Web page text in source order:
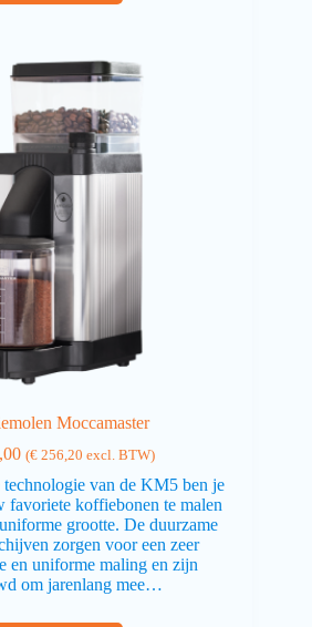
Moccamaster
(€256,20 excl. BTW)
technologie van de KM5 ben je
favoriete koffiebonen te malen
grootte. De duurzame
zorgen voor een zeer
en uniforme maling en zijn
om jarenlang mee…